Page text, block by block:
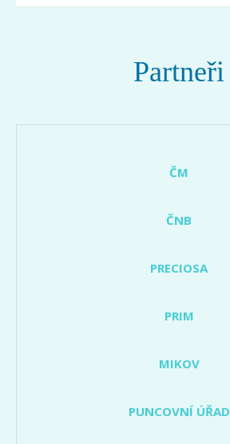
Partneři
ČM
ČNB
PRECIOSA
PRIM
MIKOV
PUNCOVNÍ ÚŘAD